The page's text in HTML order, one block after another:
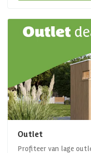
Outlet
Profiteer van lage